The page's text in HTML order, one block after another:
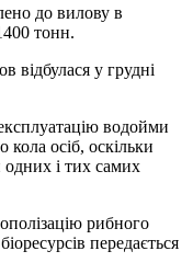
тонн.
осіб, оскільки
і тих самих
рибного
передається